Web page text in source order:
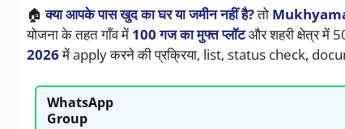
🏠क्या आपके पास खुद का घर या जमीन नहीं है?तो
योजना के तहत गाँव में 100 गज का मुफ्त प्लॉटऔर शहरी क्षेत्र में
2026में apply करने की प्रक्रिया, list, status check,
WhatsApp
Group